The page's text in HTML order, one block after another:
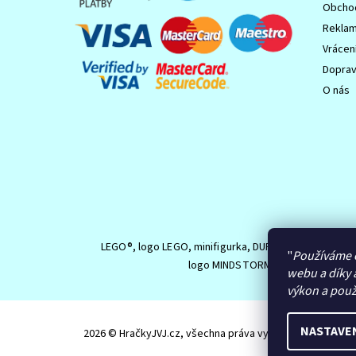
O nás
LEGO®, logo LEGO, minifigurka, DUPLO, logo DUPLO,
logo MINDSTORMS jsou
2026 © HračkyJVJ.cz, všechna práva vyhrazenaUpravit
"
webu a díky
výkon a